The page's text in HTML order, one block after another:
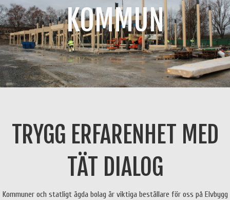
KOMMUN
TRYGG ERFARENHET MED
TÄT DIALOG
Kommuner och statligt ägda bolag är viktiga beställare för oss på Elvbygg